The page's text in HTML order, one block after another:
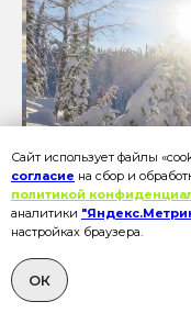
Сайт использует файлы
согласие на сбор и
политикой
аналитики
настройках браузера.
ОК